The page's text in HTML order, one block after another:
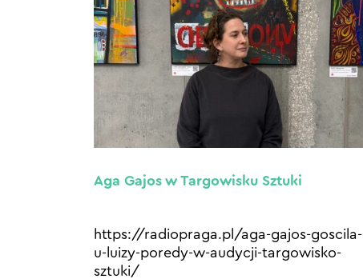
Aga Gajos w Targowisku Sztuki
https://radiopraga.pl/aga-gajos-goscila-
u-luizy-poredy-w-audycji-targowisko-
sztuki/